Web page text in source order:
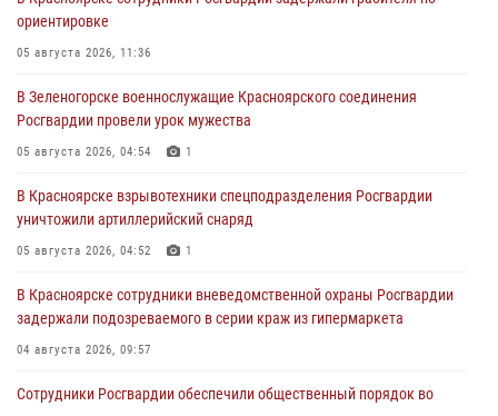
ориентировке
05 августа 2026, 11:36
В Зеленогорске военнослужащие Красноярского соединения
Росгвардии провели урок мужества
05 августа 2026, 04:54 1
В Красноярске взрывотехники спецподразделения Росгвардии
уничтожили артиллерийский снаряд
05 августа 2026, 04:52 1
В Красноярске сотрудники вневедомственной охраны Росгвардии
задержали подозреваемого в серии краж из гипермаркета
04 августа 2026, 09:57
Сотрудники Росгвардии обеспечили общественный порядок во